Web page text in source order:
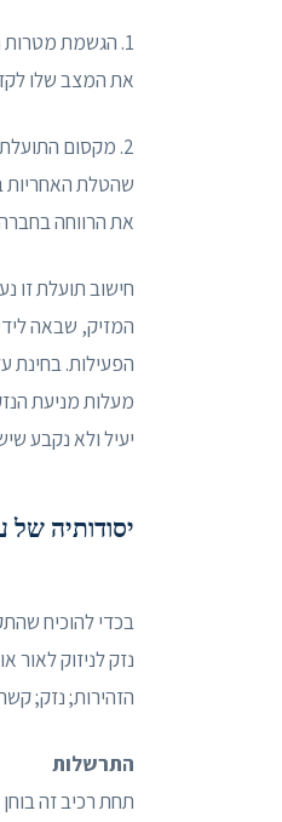
1. הגשמת
את המצב שלו
2. מקסום
שהטלת האחריות
את הרווחה
חישוב תועלת זו
המזיק, שבאה
הפעילות. בחינת
מעלות מניעת
יעיל ולא נקבע
יסודותיה של
בכדי להוכיח
נזק לניזוק
הזהירות; נזק;
התרשלות
תחת רכיב זה